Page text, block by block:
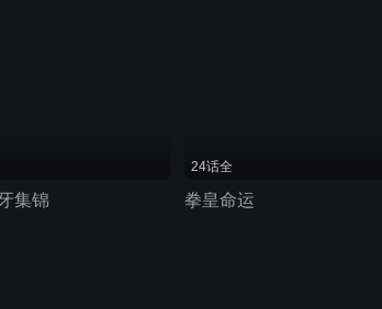
集锦
24话全
拳皇命运